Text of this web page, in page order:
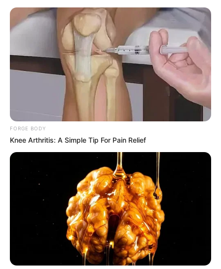
FORGE BODY
Knee Arthritis: A Simple Tip For Pain Relief